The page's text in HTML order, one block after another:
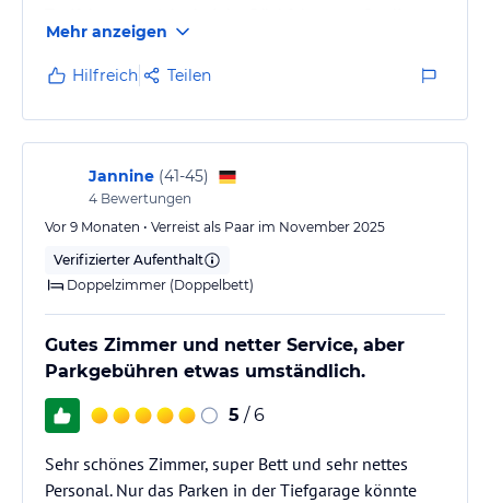
zur Unterkunft zwischen €100,00 und € 150,00
nehmen wollten war ich nicht so begeistert, dafür
kann aber das Hotel und Hofer Reisen nichts.
Mehr anzeigen
Hilfreich Teilen
Jannine (41-45)
4 Bewertungen
Vor 9 Monaten • Verreist als Paar im November 2025
Verifizierter Aufenthalt
Doppelzimmer (Doppelbett)
Gutes Zimmer und netter Service, aber
Parkgebühren etwas umständlich.
5 / 6
Sehr schönes Zimmer, super Bett und sehr nettes
Personal. Nur das Parken in der Tiefgarage könnte